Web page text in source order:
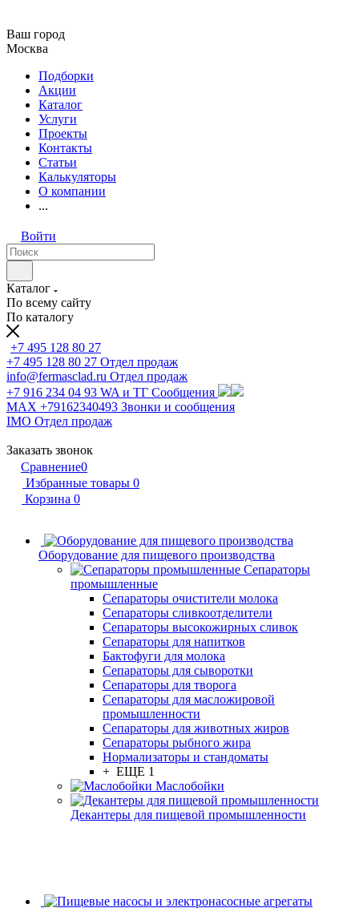
Ваш город
Москва
Подборки
Акции
Каталог
Услуги
Проекты
Контакты
Статьи
Калькуляторы
О компании
...
Войти
Каталог
По всему сайту
По каталогу
+7 495 128 80 27
+7 495 128 80 27 Отдел продаж
info@fermasclad.ru Отдел продаж
+7 916 234 04 93 WA и ТГ Сообщения
MAX +79162340493 Звонки и сообщения
IMO Отдел продаж
Заказать звонок
Сравнение0
Избранные товары 0
Корзина 0
Оборудование для пищевого производства
Сепараторы
промышленные
Сепараторы очистители молока
Сепараторы сливкоотделители
Сепараторы высокожирных сливок
Сепараторы для напитков
Бактофуги для молока
Сепараторы для сыворотки
Сепараторы для творога
Сепараторы для масложировой
промышленности
Сепараторы для животных жиров
Сепараторы рыбного жира
Нормализаторы и стандоматы
+ ЕЩЕ 1
Маслобойки
Декантеры для пищевой промышленности